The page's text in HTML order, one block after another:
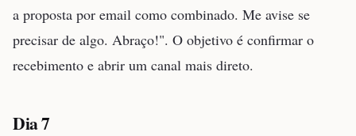
a proposta por email como combinado. Me avise se
precisar de algo. Abraço!". O objetivo é confirmar o
recebimento e abrir um canal mais direto.
Dia 7